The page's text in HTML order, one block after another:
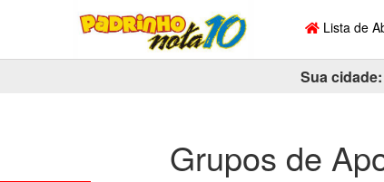
Lista de
Sua cidade:
Grupos de